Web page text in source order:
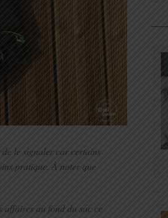
le signaler car certains
pratique. À noter que
affaires au fond du sac ce